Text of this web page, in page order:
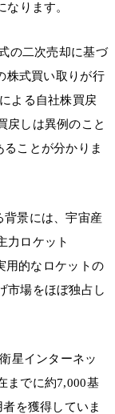
ります。
の二次売却に基づ
株式買い取りが行
よる自社株買戻
戻しは異例のこと
ことが分かりま
背景には、宇宙産
力ロケット
用的なロケットの
市場をほぼ独占し
星インターネッ
までに約7,000基
を獲得していま